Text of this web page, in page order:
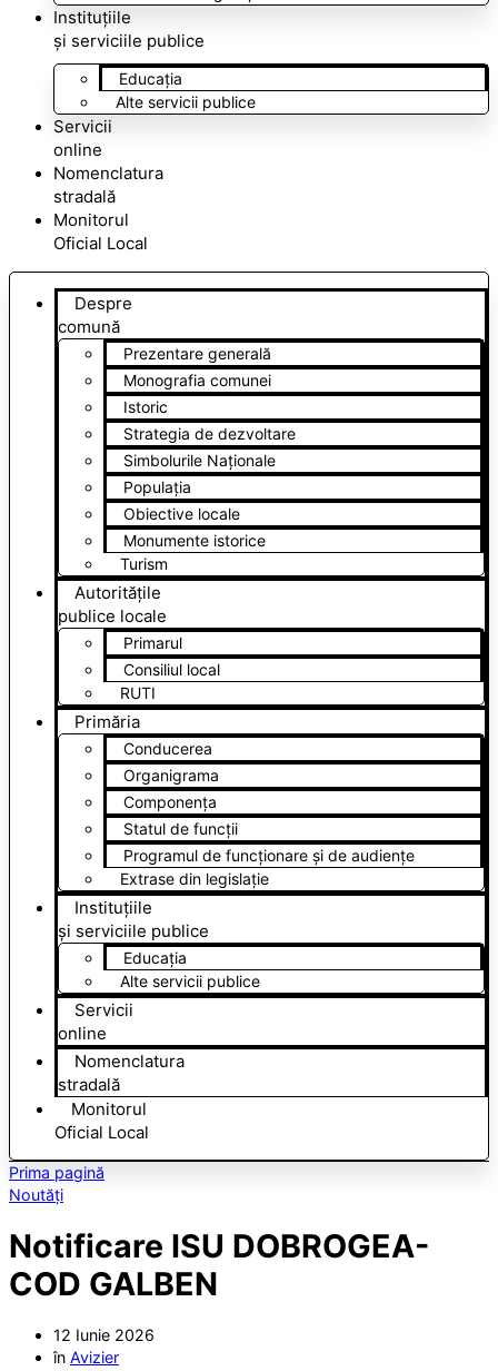
Instituțiile
și serviciile publice
Educația
Alte servicii publice
Servicii
online
Nomenclatura
stradală
Monitorul
Oficial Local
Despre
comună
Prezentare generală
Monografia comunei
Istoric
Strategia de dezvoltare
Simbolurile Naționale
Populația
Obiective locale
Monumente istorice
Turism
Autoritățile
publice locale
Primarul
Consiliul local
RUTI
Primăria
Conducerea
Organigrama
Componența
Statul de funcții
Programul de funcționare și de audiențe
Extrase din legislație
Instituțiile
și serviciile publice
Educația
Alte servicii publice
Servicii
online
Nomenclatura
stradală
Monitorul
Oficial Local
Prima pagină
Noutăți
Notificare ISU DOBROGEA-
COD GALBEN
12 Iunie 2026
în Avizier